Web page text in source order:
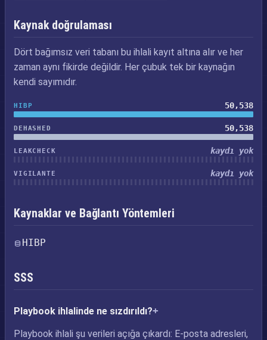
Kaynak doğrulaması
Dört bağımsız veri tabanı bu ihlali kayıt altına alır ve her
zaman aynı fikirde değildir. Her çubuk tek bir kaynağın
kendi sayımıdır.
HIBP 50,538
DEHASHED 50,538
LEAKCHECK kaydı yok
VIGILANTE kaydı yok
Kaynaklar ve Bağlantı Yöntemleri
HIBP
SSS
Playbook ihlalinde ne sızdırıldı?
Playbook ihlali şu verileri açığa çıkardı: E-posta adresleri,